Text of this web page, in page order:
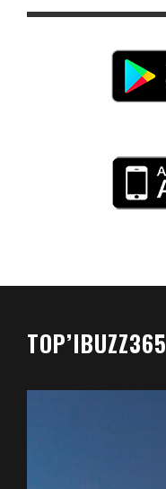
TOP’IBUZZ365